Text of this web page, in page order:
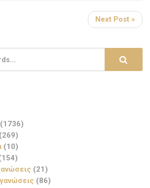
Next Post »
(1736)
(269)
(10)
(21)
(86)